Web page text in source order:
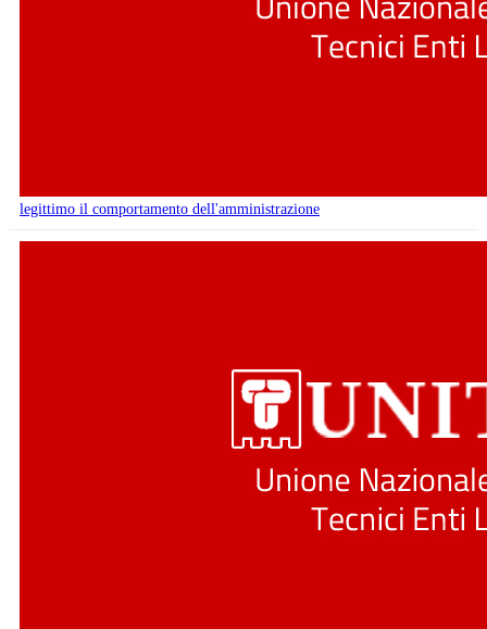
legittimo il comportamento dell'amministrazione